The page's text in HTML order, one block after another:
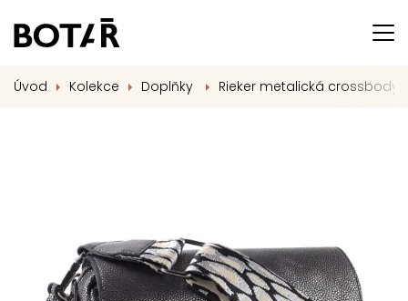
Úvod Kolekce Doplňky Rieker metalická crossbody